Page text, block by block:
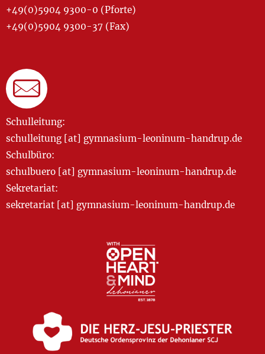
+49(0)5904 9300-0 (Pforte)
+49(0)5904 9300-37 (Fax)
Schulleitung:
schulleitung [at] gymnasium-leoninum-handrup.de
Schulbüro:
schulbuero [at] gymnasium-leoninum-handrup.de
Sekretariat:
sekretariat [at] gymnasium-leoninum-handrup.de